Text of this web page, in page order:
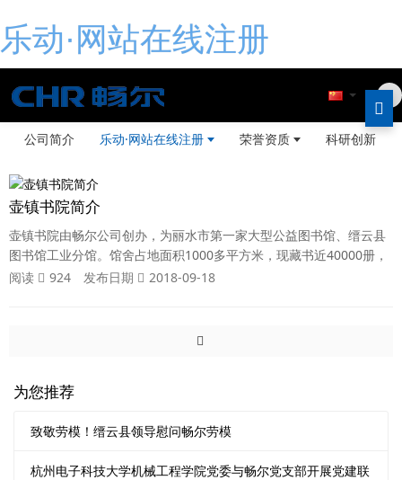
乐动·网站在线注册
公司简介 乐动·网站在线注册 荣誉资质 科研创新
壶镇书院简介
壶镇书院由畅尔公司创办，为丽水市第一家大型公益图书馆、缙云县
图书馆工业分馆。馆舍占地面积1000多平方米，现藏书近40000册，
报刊种类120多种，以工业经济类书籍为主，兼顾文学、生活、艺
藏、书画创作、学术讲座、文化交流等综合性公益服务。书院始终以
阅读 924 发布日期 2018-09-18
为您推荐
致敬劳模！缙云县领导慰问畅尔劳模
杭州电子科技大学机械工程学院党委与畅尔党支部开展党建联